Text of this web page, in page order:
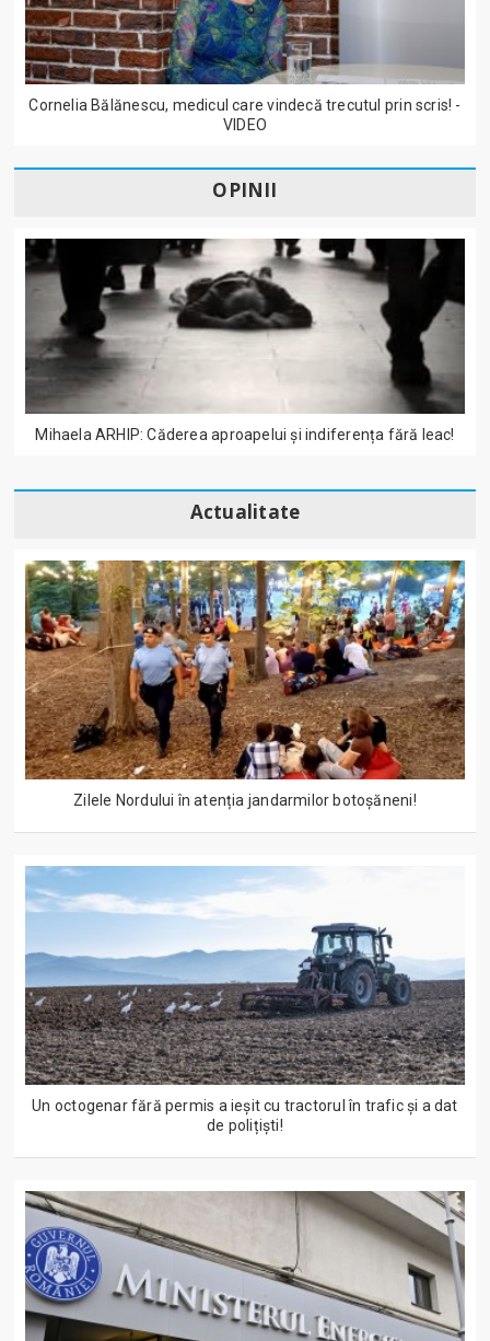
Cornelia Bălănescu, medicul care vindecă trecutul prin scris! -
VIDEO
OPINII
Mihaela ARHIP: Căderea aproapelui și indiferența fără leac!
Actualitate
Zilele Nordului în atenția jandarmilor botoșăneni!
Un octogenar fără permis a ieșit cu tractorul în trafic și a dat
de polițiști!